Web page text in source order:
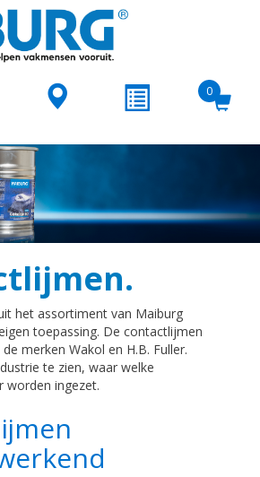
0
het assortiment van Maiburg
toepassing. De contactlijmen
merken Wakol en H.B. Fuller.
te zien, waar welke
worden ingezet.